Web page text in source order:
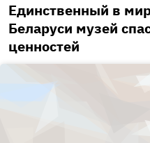
Единственный в
Беларуси музей
ценностей